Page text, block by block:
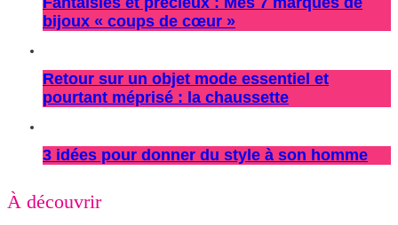
bijoux « coups de cœur »
Retour sur un objet mode essentiel et
pourtant méprisé : la chaussette
3 idées pour donner du style à son homme
À découvrir